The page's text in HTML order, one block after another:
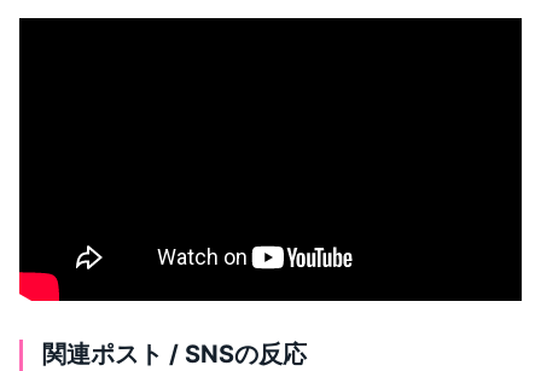
関連ポスト / SNSの反応